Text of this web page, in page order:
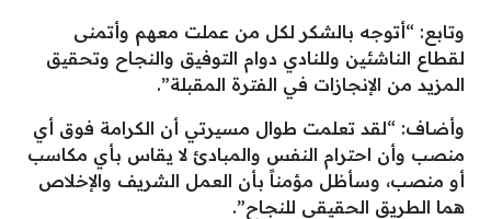
وتابع: “أتوجه بالشكر لكل من عملت معهم وأتمنى
لقطاع الناشئين وللنادي دوام التوفيق والنجاح وتحقيق
المزيد من الإنجازات في الفترة المقبلة”.
وأضاف: “لقد تعلمت طوال مسيرتي أن الكرامة فوق أي
منصب وأن احترام النفس والمبادئ لا يقاس بأي مكاسب
أو منصب، وسأظل مؤمناً بأن العمل الشريف والإخلاص
هما الطريق الحقيقي للنجاح”.